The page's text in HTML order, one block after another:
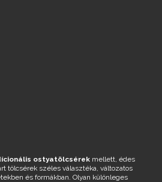
ostyatölcsérekmellett, édes
tölcsérek széles választéka, változatos
és formákban. Olyan különleges